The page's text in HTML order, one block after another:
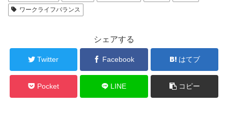
ワークライフバランス
シェアする
Twitter Facebook はてブ
Pocket LINE コピー